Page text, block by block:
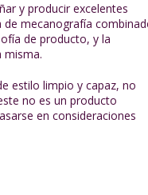
y producir excelentes
mecanografía
de producto, y la
misma.
estilo limpio y capaz, no
no es un producto
en consideraciones